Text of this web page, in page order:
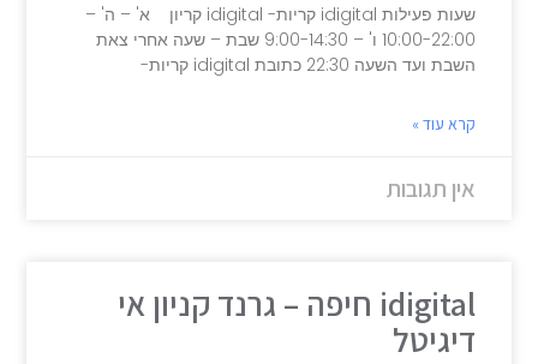
שעות פעילות idigital קריות- idigital קריון א' – ה' –
10:00-22:00 ו' – 9:00-14:30 שבת – שעה אחרי צאת
השבת ועד השעה 22:30 כתובת idigital קריות-
קרא עוד »
אין תגובות
idigital חיפה – גרנד קניון אי
דיגיטל